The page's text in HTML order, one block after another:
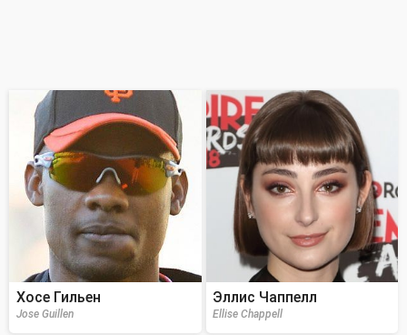
Хосе Гильен
Jose Guillen
Эллис Чаппелл
Ellise Chappell